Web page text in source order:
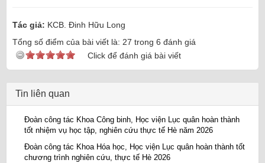
Tác giả: KCB. Đinh Hữu Long
Tổng số điểm của bài viết là: 27 trong 6 đánh giá
Click để đánh giá bài viết
Tin liên quan
Đoàn công tác Khoa Công binh, Học viện Lục quân hoàn thành
tốt nhiệm vụ học tập, nghiên cứu thực tế Hè năm 2026
Đoàn công tác Khoa Hóa học, Học viện Lục quân hoàn thành tốt
chương trình nghiên cứu, thực tế Hè 2026